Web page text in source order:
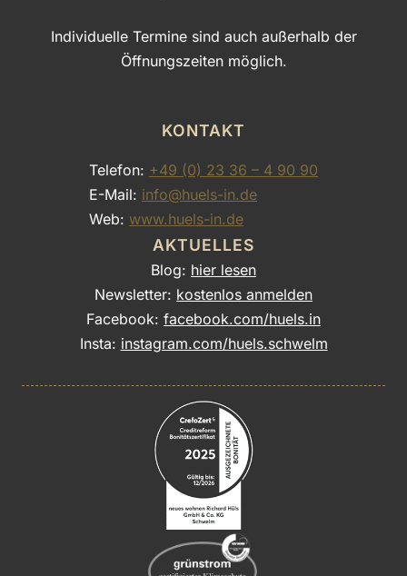
Individuelle Termine sind auch außerhalb der
Öffnungszeiten möglich.
KONTAKT
Telefon: +49 (0) 23 36 – 4 90 90
E-Mail: info@huels-in.de
Web: www.huels-in.de
AKTUELLES
Blog: hier lesen
Newsletter: kostenlos anmelden
Facebook: facebook.com/huels.in
Insta: instagram.com/huels.schwelm